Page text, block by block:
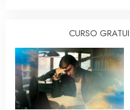
CURSO